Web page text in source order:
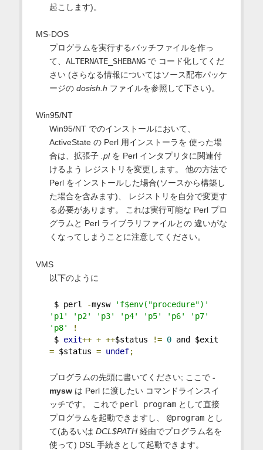
起こします)。
MS-DOS
プログラムを実行するバッチファイルを作っ
て、 ALTERNATE_SHEBANGで コード化してくだ
さい (さらなる情報についてはソース配布パッケ
ージの dosish.h ファイルを参照して下さい)。
Win95/NT
Win95/NT でのインストールにおいて、
ActiveState の Perl 用インストーラを 使った場
合は、拡張子 .plを Perl インタプリタに関連付
けるよう レジストリを変更します。 他の方法で
Perl をインストールした場合(ソースから構築し
た場合を含みます)、 レジストリを自分で変更す
る必要があります。 これは実行可能な Perl プロ
グラムと Perl ライブラリファイルとの 違いがな
くなってしまうことに注意してください。
VMS
以下のように
$ perl -mysw
'f$env("procedure")'
'p1'
'p2' 'p3' 'p4' 'p5' 'p6'
'p7'
'p8'
!
$ exit++ + ++$status != 0
= $status = undef;
プログラムの先頭に書いてください; ここで -
myswは Perl に渡したい コマンドラインスイ
ッチです。 これで perl programとして直接
プログラムを起動できますし、 @programとし
て(あるいは DCL$PATH経由でプログラム名を
使って) DSL 手続きとして起動できます。